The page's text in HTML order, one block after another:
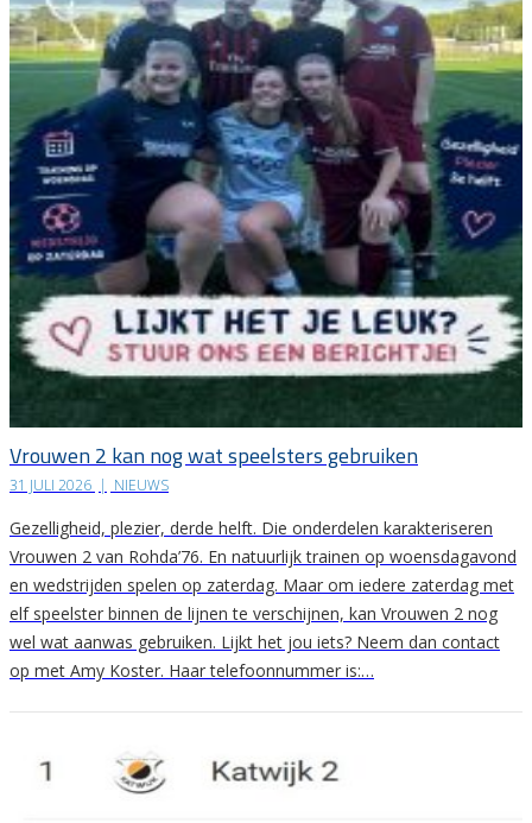
Vrouwen 2 kan nog wat speelsters gebruiken
31 JULI 2026 | NIEUWS
Gezelligheid, plezier, derde helft. Die onderdelen karakteriseren
Vrouwen 2 van Rohda’76. En natuurlijk trainen op woensdagavond
en wedstrijden spelen op zaterdag. Maar om iedere zaterdag met
elf speelster binnen de lijnen te verschijnen, kan Vrouwen 2 nog
wel wat aanwas gebruiken. Lijkt het jou iets? Neem dan contact
op met Amy Koster. Haar telefoonnummer is:…